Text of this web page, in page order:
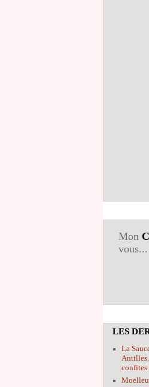
Mon
vous...
LES
La
confites